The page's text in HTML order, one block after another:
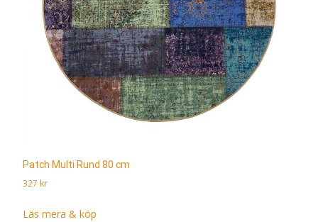
Patch Multi Rund 80 cm
327 kr
Läs mera & köp